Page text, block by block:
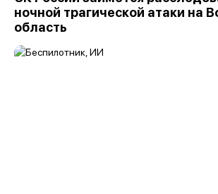
ночной трагической атаки на
область